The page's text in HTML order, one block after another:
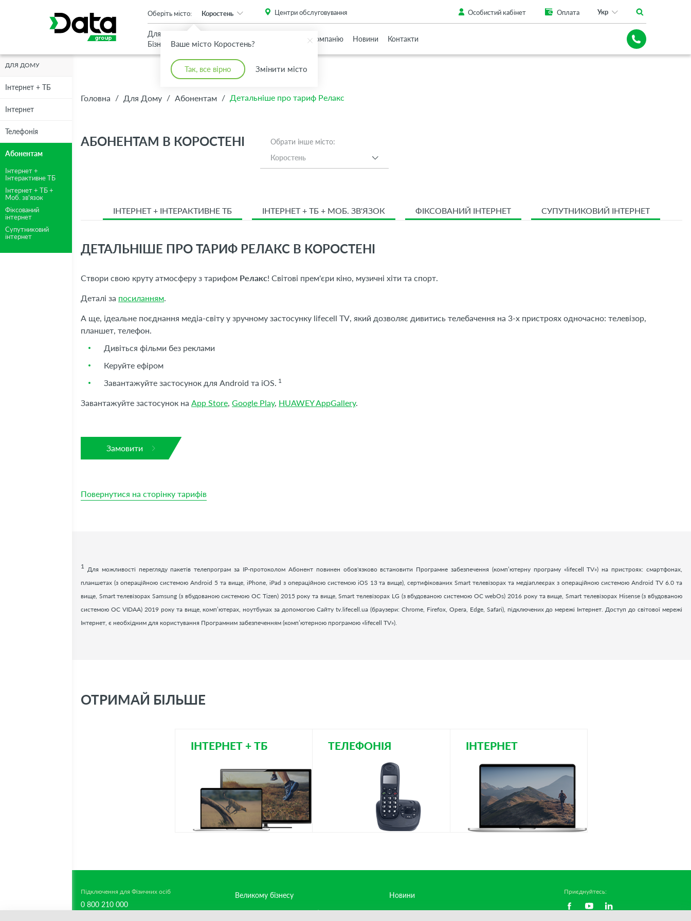
Ваше місто Коростень?
Так, все вірно Змінити місто
Оберіть місто: Коростень Центри обслуговування Особистий кабінет Оплата Укр
Для
Бізнесу
Дому
Про Компанію Новини Контакти
ДЛЯ ДОМУ
Інтернет + ТБ
Інтернет
Телефонія
Абонентам
Інтернет +
Інтерактивне ТБ
Інтернет + ТБ +
Моб. зв'язок
Фіксований
інтернет
Супутниковий
інтернет
Головна / Для Дому / Абонентам / Детальніше про тариф Релакс
АБОНЕНТАМ В КОРОСТЕНІ
Обрати інше місто:
Коростень
ІНТЕРНЕТ + ІНТЕРАКТИВНЕ ТБ ІНТЕРНЕТ + ТБ + МОБ. ЗВ'ЯЗОК ФІКСОВАНИЙ ІНТЕРНЕТ СУПУТНИКОВИЙ ІНТЕРНЕТ
ДЕТАЛЬНІШЕ ПРО ТАРИФ РЕЛАКС В КОРОСТЕНІ
Створи свою круту атмосферу з тарифом Релакс! Світові прем'єри кіно, музичні хіти та спорт.
Деталі за посиланням.
А ще, ідеальне поєднання медіа-світу у зручному застосунку lifecell TV, який дозволяє дивитись телебачення на 3-х пристроях одночасно: телевізор,
планшет, телефон.
Дивіться фільми без реклами
Керуйте ефіром
Завантажуйте застосунок для Android та iOS. 1
Завантажуйте застосунок на App Store, Google Play, HUAWEY AppGallery.
Замовити
Повернутися на сторінку тарифів
1 Для можливості перегляду пакетів телепрограм за ІР-протоколом Абонент повинен обов'язково встановити Програмне забезпечення (комп’ютерну програму «lifecell TV») на пристроях: смартфонах,
планшетах (з операційною системою Android 5 та вище, iPhone, iPad з операційною системою iOS 13 та вище), сертифікованих Smart телевізорах та медіаплеєрах з операційною системою Android TV 6.0 та
вище, Smart телевізорах Samsung (з вбудованою системою ОС Tizen) 2015 року та вище, Smart телевізорах LG (з вбудованою системою ОС webOs) 2016 року та вище, Smart телевізорах Hisense (з вбудованою
системою ОС VIDAA) 2019 року та вище, комп’ютерах, ноутбуках за допомогою Сайту tv.lifecell.ua (браузери: Chrome, Firefox, Opera, Edge, Safari), підключених до мережі Інтернет. Доступ до світової мережі
Інтернет, є необхідним для користування Програмним забезпеченням (комп’ютерною програмою «lifecell TV»).
ОТРИМАЙ БІЛЬШЕ
ІНТЕРНЕТ + ТБ ТЕЛЕФОНІЯ ІНТЕРНЕТ
Підключення для Фізичних осіб
0 800 210 000
Великому бізнесу Новини Приєднуйтесь:
An important update (Chrome 143) is available for your browser. Please install this critical browser update